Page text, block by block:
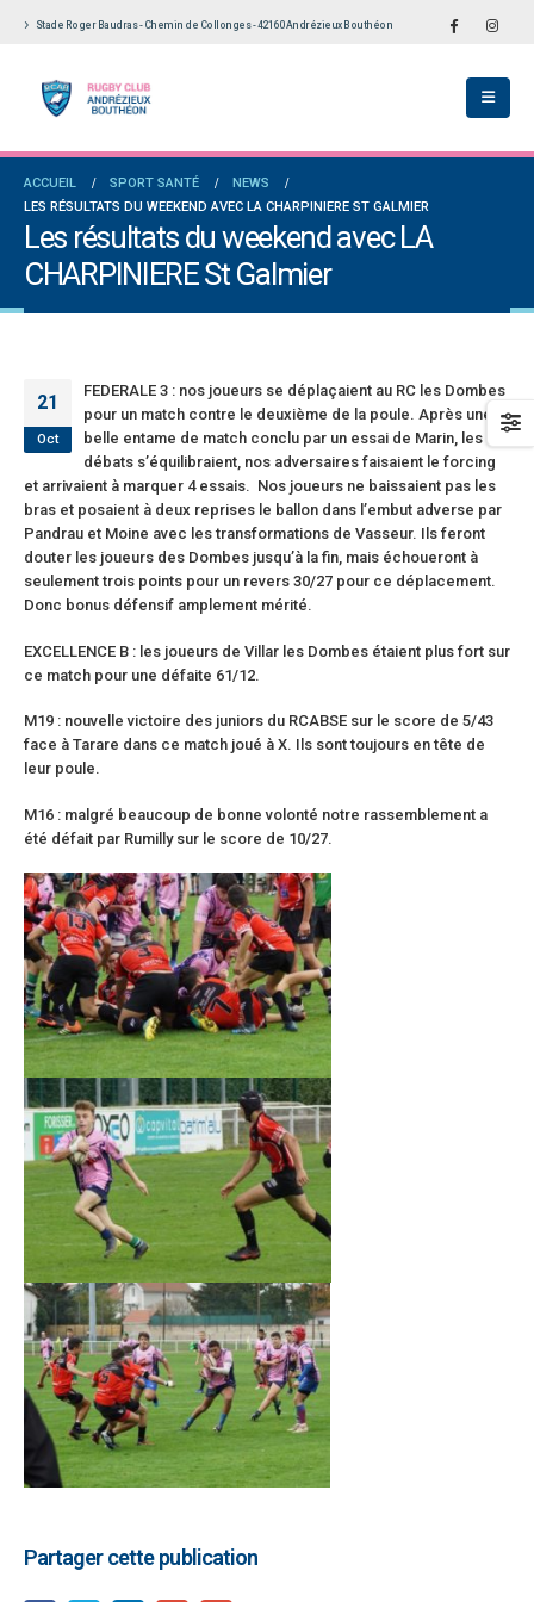
Stade Roger Baudras - Chemin de Collonges - 42160 Andrézieux Bouthéon
ACCUEIL SPORT SANTÉ
NEWS
LES RÉSULTATS DU WEEKEND AVEC LA CHARPINIERE ST GALMIER
Les résultats du weekend avec LA
CHARPINIERE St Galmier
21
Oct
FEDERALE 3 : nos joueurs se déplaçaient au RC les Dombes
pour un match contre le deuxième de la poule. Après une
belle entame de match conclu par un essai de Marin, les
débats s’équilibraient, nos adversaires faisaient le forcing
et arrivaient à marquer 4 essais. Nos joueurs ne baissaient pas les
bras et posaient à deux reprises le ballon dans l’embut adverse par
Pandrau et Moine avec les transformations de Vasseur. Ils feront
douter les joueurs des Dombes jusqu’à la fin, mais échoueront à
seulement trois points pour un revers 30/27 pour ce déplacement.
Donc bonus défensif amplement mérité.
EXCELLENCE B : les joueurs de Villar les Dombes étaient plus fort sur
ce match pour une défaite 61/12.
M19 : nouvelle victoire des juniors du RCABSE sur le score de 5/43
face à Tarare dans ce match joué à X. Ils sont toujours en tête de
leur poule.
M16 : malgré beaucoup de bonne volonté notre rassemblement a
été défait par Rumilly sur le score de 10/27.
Partager cette publication
en Fédérale 2 et Fédérale B: de
connaissances et un nouveau venu
2026
senior: tout un programme de
pour être prêt le 13 septembre!
2026
Ligue Aura: les +35 des « 5glés » vice-
Bilan des seniors garçons par Philippe
dans Le Progrès
6 mai 2026
Fédérale 2 et Fédérale B: finir sur une bonne